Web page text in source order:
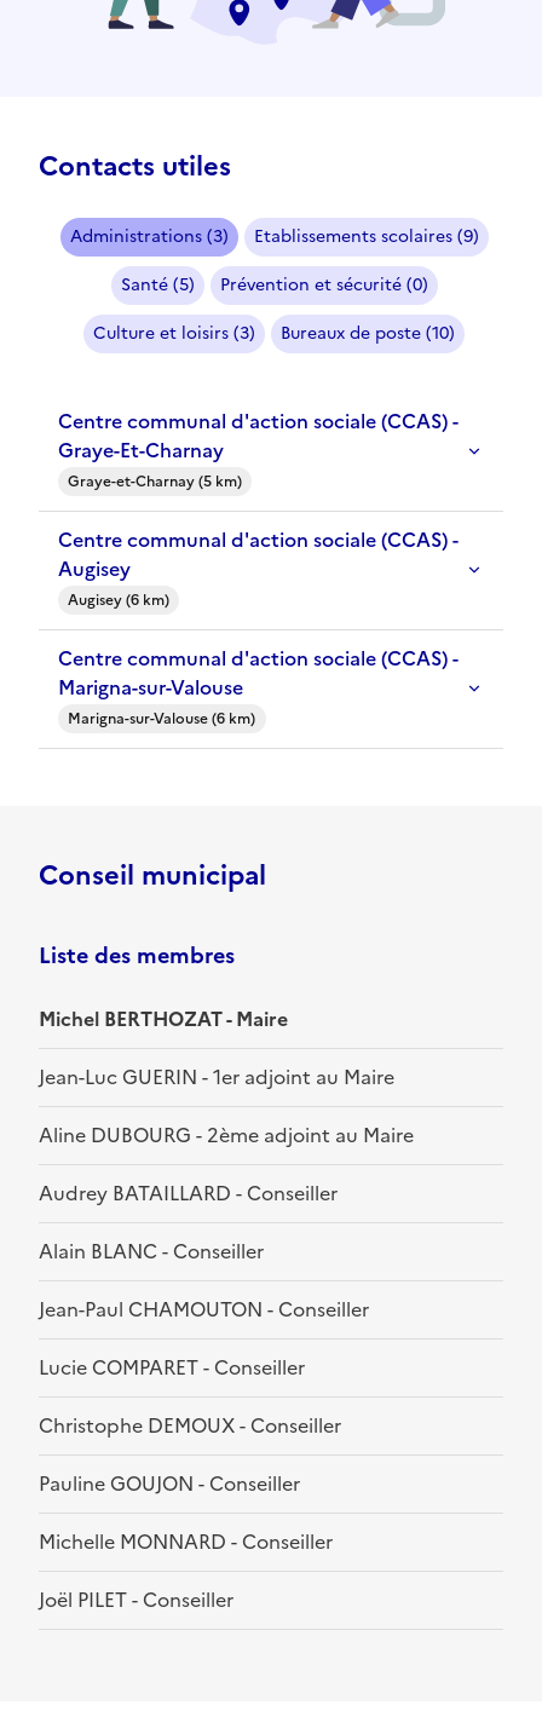
Contacts utiles
Administrations (3)
Etablissements scolaires (9)
Santé (5)
Prévention et sécurité (0)
Culture et loisirs (3)
Bureaux de poste (10)
Centre communal d'action sociale (CCAS) -
Graye-Et-Charnay
Graye-et-Charnay (5 km)
Centre communal d'action sociale (CCAS) -
Augisey
Augisey (6 km)
Centre communal d'action sociale (CCAS) -
Marigna-sur-Valouse
Marigna-sur-Valouse (6 km)
Conseil municipal
Liste des membres
Michel BERTHOZAT - Maire
Jean-Luc GUERIN - 1er adjoint au Maire
Aline DUBOURG - 2ème adjoint au Maire
Audrey BATAILLARD - Conseiller
Alain BLANC - Conseiller
Jean-Paul CHAMOUTON - Conseiller
Lucie COMPARET - Conseiller
Christophe DEMOUX - Conseiller
Pauline GOUJON - Conseiller
Michelle MONNARD - Conseiller
Joël PILET - Conseiller